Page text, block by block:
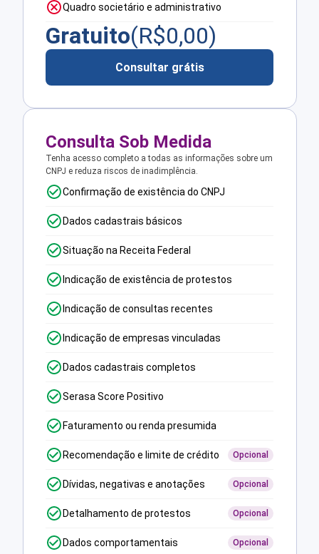
Quadro societário e administrativo
Gratuito(R$0,00)
Consultar grátis
Consulta Sob Medida
Tenha acesso completo a todas as informações sobre um
CNPJ e reduza riscos de inadimplência.
Confirmação de existência do CNPJ
Dados cadastrais básicos
Situação na Receita Federal
Indicação de existência de protestos
Indicação de consultas recentes
Indicação de empresas vinculadas
Dados cadastrais completos
Serasa Score Positivo
Faturamento ou renda presumida
Recomendação e limite de crédito Opcional
Dívidas, negativas e anotações Opcional
Detalhamento de protestos Opcional
Dados comportamentais Opcional